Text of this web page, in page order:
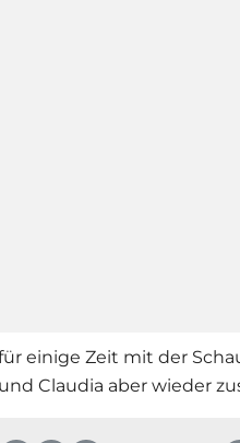
einige Zeit mit der
Claudia aber wieder